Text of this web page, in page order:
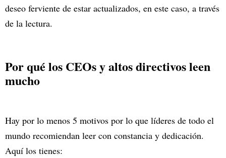
deseo ferviente de estar actualizados, en este caso, a través
de la lectura.
Por qué los CEOs y altos directivos leen
mucho
Hay por lo menos 5 motivos por lo que líderes de todo el
mundo recomiendan leer con constancia y dedicación.
Aquí los tienes: